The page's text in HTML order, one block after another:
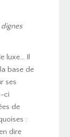
luxe… Il
base de
ses
ci
de
:
dire